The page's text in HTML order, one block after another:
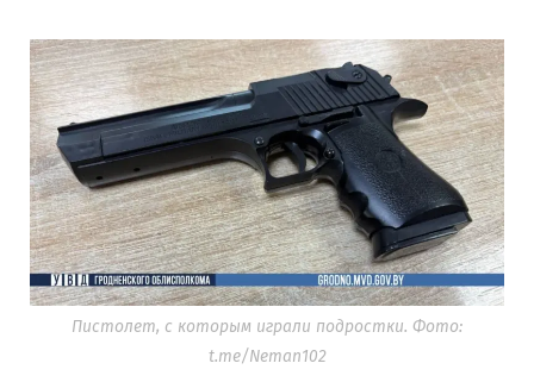
Пистолет, с которым играли подростки. Фото:
t.me/Neman102